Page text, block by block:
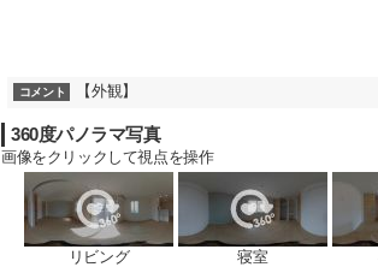
コメント 【外観】
360度パノラマ写真
画像をクリックして視点を操作
リビング 寝室